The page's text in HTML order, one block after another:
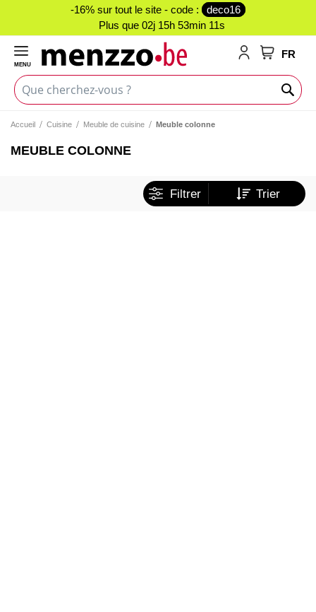
-16% sur tout le site - code :
deco16
Plus que 02j 15h 53min 11s
FR
MENU
Accueil Cuisine Meuble de cuisine Meuble colonne
MEUBLE COLONNE
Filtrer Trier